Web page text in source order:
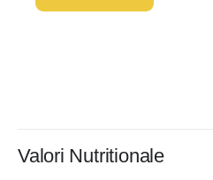
Valori Nutritionale